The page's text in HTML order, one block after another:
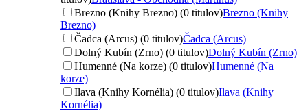
Brezno (Knihy Brezno) (0 titulov)Brezno (Knihy
Brezno)
Čadca (Arcus) (0 titulov)Čadca (Arcus)
Dolný Kubín (Zrno) (0 titulov)Dolný Kubín (Zrno)
Humenné (Na korze) (0 titulov)Humenné (Na
korze)
Ilava (Knihy Kornélia) (0 titulov)Ilava (Knihy
Kornélia)